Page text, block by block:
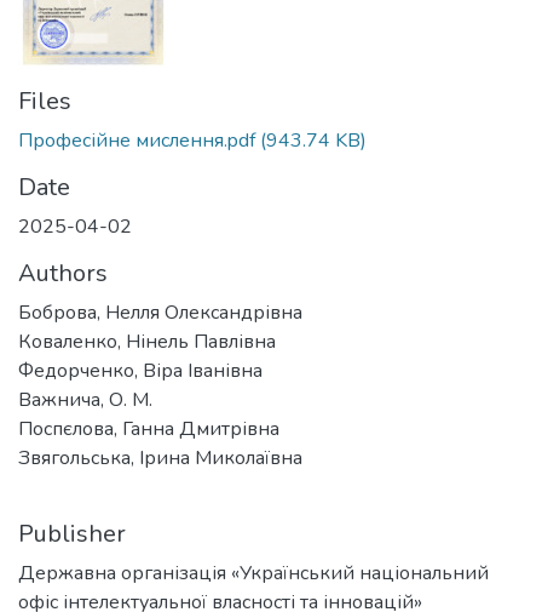
Files
Професійне мислення.pdf(943.74 KB)
Date
2025-04-02
Authors
Боброва, Нелля Олександрівна
Коваленко, Нінель Павлівна
Федорченко, Віра Іванівна
Важнича, О. М.
Поспєлова, Ганна Дмитрівна
Звягольська, Ірина Миколаївна
Publisher
Державна організація «Український національний
офіс інтелектуальної власності та інновацій»